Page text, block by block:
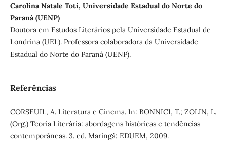
Carolina Natale Toti, Universidade Estadual do Norte do
Paraná (UENP)
Doutora em Estudos Literários pela Universidade Estadual de
Londrina (UEL). Professora colaboradora da Universidade
Estadual do Norte do Paraná (UENP).
Referências
CORSEUIL, A. Literatura e Cinema. In: BONNICI, T.; ZOLIN, L.
(Org.) Teoria Literária: abordagens históricas e tendências
contemporâneas. 3. ed. Maringá: EDUEM, 2009.